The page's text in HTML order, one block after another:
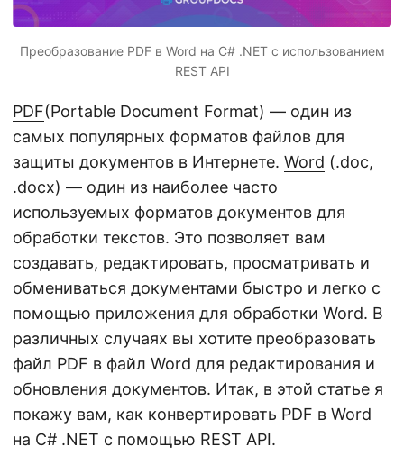
Преобразование PDF в Word на C# .NET с использованием
REST API
PDF(Portable Document Format) — один из
самых популярных форматов файлов для
защиты документов в Интернете. Word (.doc,
.docx) — один из наиболее часто
используемых форматов документов для
обработки текстов. Это позволяет вам
создавать, редактировать, просматривать и
обмениваться документами быстро и легко с
помощью приложения для обработки Word. В
различных случаях вы хотите преобразовать
файл PDF в файл Word для редактирования и
обновления документов. Итак, в этой статье я
покажу вам, как конвертировать PDF в Word
на C# .NET с помощью REST API.